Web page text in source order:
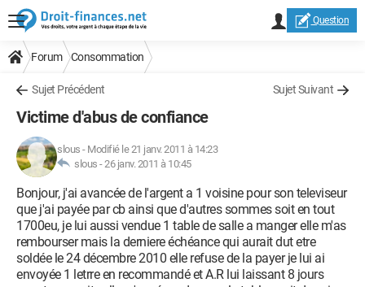
Question
Forum Consommation
Sujet Précédent Sujet Suivant
Victime d'abus de confiance
slous - Modifié le 21 janv. 2011 à 14:23
slous -26 janv. 2011 à 10:45
Bonjour, j'ai avancée de l'argent a 1 voisine pour son televiseur
que j'ai payée par cb ainsi que d'autres sommes soit en tout
1700eu, je lui aussi vendue 1 table de salle a manger elle m'as
rembourser mais la derniere échéance qui aurait dut etre
soldée le 24 décembre 2010 elle refuse de la payer je lui ai
envoyée 1 letrre en recommandé et A.R lui laissant 8 jours